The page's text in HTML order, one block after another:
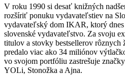
V roku 1990 si desať knižných
rozšíriť ponuku vydavateľstiev na
vydavateľský dom IKAR, ktorý dnes
slovenské vydavateľstvo. Za svoju
titulov a stovky bestsellerov rôznych
predalo viac ako 34 miliónov
vo svojom portfóliu zastrešuje
YOLi, Stonožka a Ajna.